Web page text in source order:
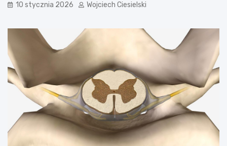
10 stycznia 2026 Wojciech Ciesielski